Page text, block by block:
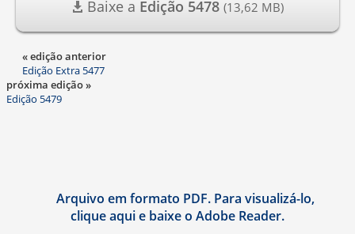
Baixe a Edição 5478 (13,62 MB)
« edição anterior
Edição Extra 5477
próxima edição »
Edição 5479
Arquivo em formato PDF. Para visualizá-lo,
clique aqui e baixe o Adobe Reader.